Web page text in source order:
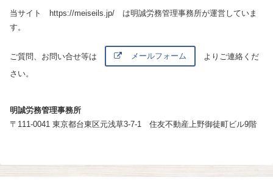
当サイト https://meiseils.jp/ は明誠労務管理事務所が運営していま
す。
ご質問、お問い合せ等は メールフォーム
よりご連絡くだ
さい。
明誠労務管理事務所
〒111-0041 東京都台東区元浅草3-7-1 住友不動産上野御徒町ビル9階